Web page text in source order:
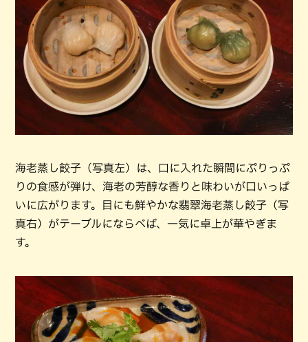
海老蒸し餃子（写真左）は、口に入れた瞬間にぷりっぷ
りの食感が弾け、海老の芳醇な香りと味わいが口いっぱ
いに広がります。目にも鮮やかな翡翠海老蒸し餃子（写
真右）がテーブルにならべば、一気に卓上が華やぎま
す。